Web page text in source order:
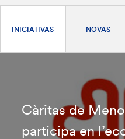
INICIATIVAS NOVAS
Càritas de
participa en